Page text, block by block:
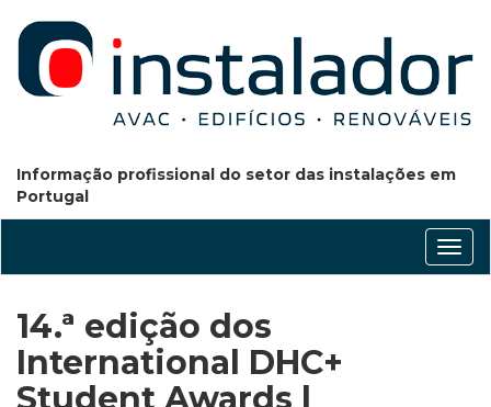
Informação profissional do setor das instalações em
Portugal
14.ª edição dos
International DHC+
Student Awards |